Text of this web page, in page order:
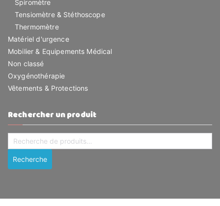
Spiromètre
Tensiomètre & Stéthoscope
Thermomètre
Matériel d'urgence
Mobilier & Equipements Médical
Non classé
Oxygénothérapie
Vêtements & Protections
Rechercher un produit
Recherche
pour :
Recherche